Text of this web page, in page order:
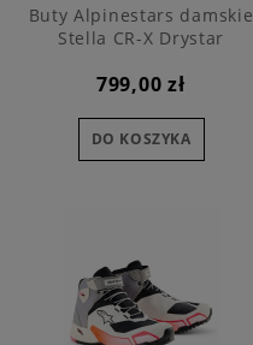
Buty Alpinestars damskie
Stella CR-X Drystar
799,00 zł
DO KOSZYKA